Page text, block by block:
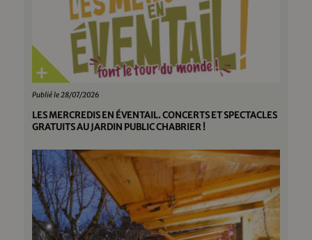
Publié le 28/07/2026
LES MERCREDIS EN ÉVENTAIL. CONCERTS ET SPECTACLES
GRATUITS AU JARDIN PUBLIC CHABRIER !